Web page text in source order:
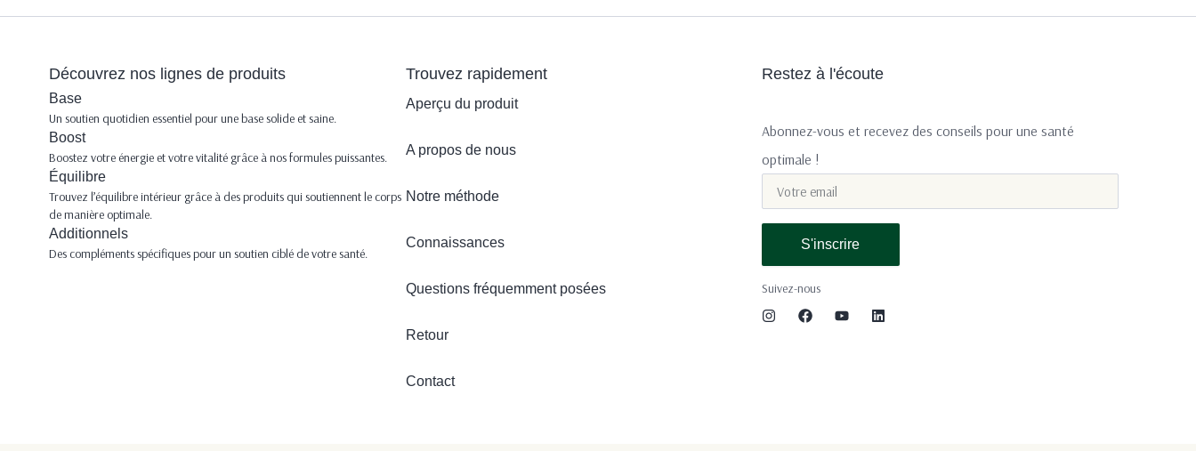
Découvrez nos lignes de produits
Base
Un soutien quotidien essentiel pour une base solide et saine.
Boost
Boostez votre énergie et votre vitalité grâce à nos formules puissantes.
Équilibre
Trouvez l’équilibre intérieur grâce à des produits qui soutiennent le corps
de manière optimale.
Additionnels
Des compléments spécifiques pour un soutien ciblé de votre santé.
Trouvez rapidement
Aperçu du produit
A propos de nous
Notre méthode
Connaissances
Questions fréquemment posées
Retour
Contact
Restez à l'écoute
Abonnez-vous et recevez des conseils pour une santé
optimale !
S'inscrire
Suivez-nous